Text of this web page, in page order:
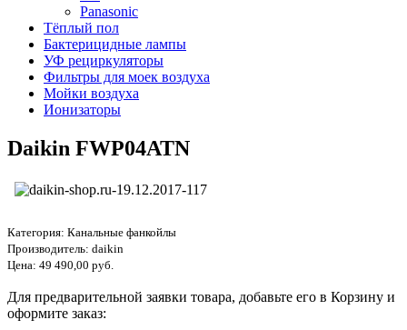
Panasonic
Тёплый пол
Бактерицидные лампы
УФ рециркуляторы
Фильтры для моек воздуха
Мойки воздуха
Ионизаторы
Daikin FWP04ATN
Категория: Канальные фанкойлы
Производитель: daikin
Цена: 49 490,00 руб.
Для предварительной заявки товара, добавьте его в Корзину и
оформите заказ: